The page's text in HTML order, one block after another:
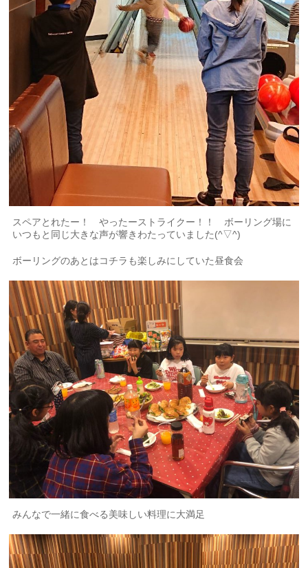
スペアとれたー！ やったーストライクー！！ ボーリング場に
いつもと同じ大きな声が響きわたっていました(^▽^)
ボーリングのあとはコチラも楽しみにしていた昼食会
みんなで一緒に食べる美味しい料理に大満足